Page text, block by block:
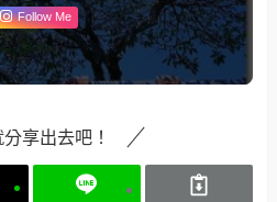
Follow Me
享出去吧！